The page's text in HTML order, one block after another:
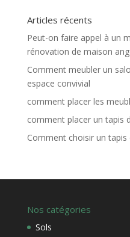
Articles récents
Peut-on faire appel à un
rénovation de maison
Comment meubler un
espace convivial
comment placer les
comment placer un tapis
Comment choisir un tapis
Nos catégories
Sols